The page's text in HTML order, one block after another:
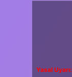
Yasal Uyarı: